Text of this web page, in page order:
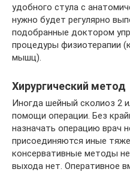
удобного стула с
нужно будет регулярно
подобранные доктором
процедуры физиотерапии
мышц).
Хирургический метод
Иногда шейный сколиоз 2
помощи операции. Без
назначать операцию врач
присоединяются иные
консервативные методы
выхода нет. Оперативное